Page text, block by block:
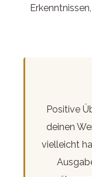
Positive
deinen
vielleicht